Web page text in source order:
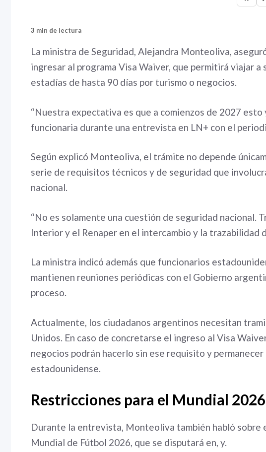
3 min de lectura
La ministra de Seguridad, Alejandra Monteoliva,
ingresar al programa Visa Waiver, que permitirá viajar
estadías de hasta 90 días por turismo o negocios.
“Nuestra expectativa es que a comienzos de 2027 esto
funcionaria durante una entrevista en LN+ con el
Según explicó Monteoliva, el trámite no depende
serie de requisitos técnicos y de seguridad que
nacional.
“No es solamente una cuestión de seguridad nacional.
Interior y el Renaper en el intercambio y la trazabilidad
La ministra indicó además que funcionarios
mantienen reuniones periódicas con el Gobierno
proceso.
Actualmente, los ciudadanos argentinos necesitan
Unidos. En caso de concretarse el ingreso al Visa
negocios podrán hacerlo sin ese requisito y
estadounidense.
Restricciones para el Mundial 2026
Durante la entrevista, Monteoliva también habló
Mundial de Fútbol 2026, que se disputará en, y.